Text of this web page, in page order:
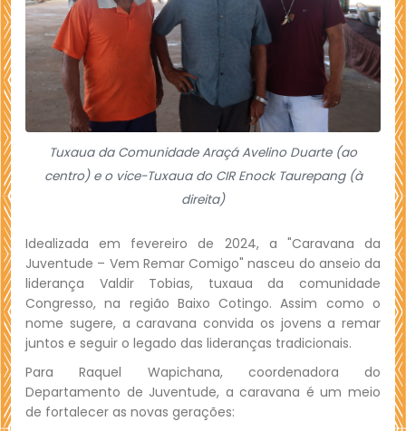
Tuxaua da Comunidade Araçá Avelino Duarte (ao
centro) e o vice-Tuxaua do CIR Enock Taurepang (à
direita)
Idealizada em fevereiro de 2024, a "Caravana da
Juventude – Vem Remar Comigo" nasceu do anseio da
liderança Valdir Tobias, tuxaua da comunidade
Congresso, na região Baixo Cotingo. Assim como o
nome sugere, a caravana convida os jovens a remar
juntos e seguir o legado das lideranças tradicionais.
Para Raquel Wapichana, coordenadora do
Departamento de Juventude, a caravana é um meio
de fortalecer as novas gerações: